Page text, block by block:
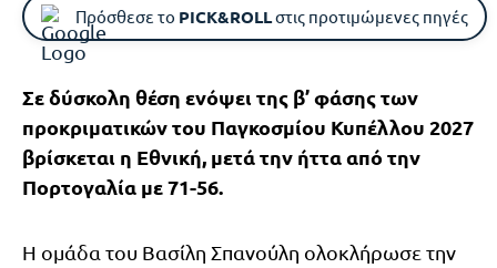
Πρόσθεσε το PICK&ROLLστις προτιμώμενες πηγές
Σε δύσκολη θέση ενόψει της β’ φάσης των
προκριματικών του Παγκοσμίου Κυπέλλου 2027
βρίσκεται η Εθνική, μετά την ήττα από την
Πορτογαλία με 71-56.
Η ομάδα του Βασίλη Σπανούλη ολοκλήρωσε την